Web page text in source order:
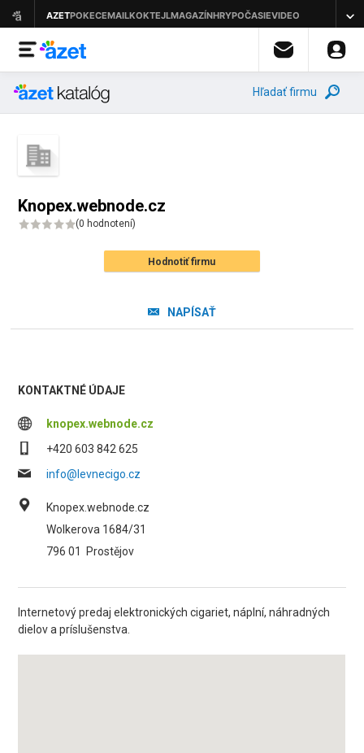
Hľadať firmu
Knopex.webnode.cz
(0 hodnotení)
Hodnotiť firmu
NAPÍSAŤ
KONTAKTNÉ ÚDAJE
knopex.webnode.cz
+420 603 842 625
info@levnecigo.cz
Knopex.webnode.cz
Wolkerova 1684/31
796 01
Prostějov
Internetový predaj elektronických cigariet, náplní, náhradných
dielov a príslušenstva.